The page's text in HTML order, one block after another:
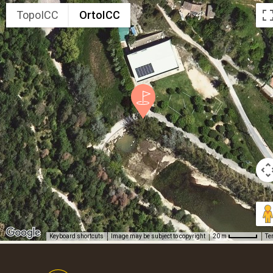
TopoICC OrtoICC
Keyboard shortcuts Image may be subject to copyright 20 m